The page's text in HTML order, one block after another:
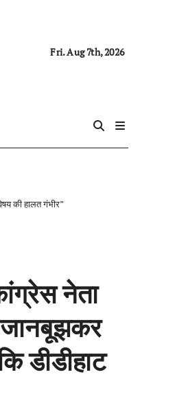
Fri. Aug 7th, 2026
की हालत गंभीर”
नेता
जानबूझकर
डीडीहाट